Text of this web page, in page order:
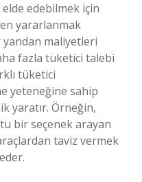
edebilmek için
yararlanmak
maliyetleri
fazla tüketici talebi
tüketici
yeteneğine sahip
yaratır. Örneğin,
bir seçenek arayan
taviz vermek